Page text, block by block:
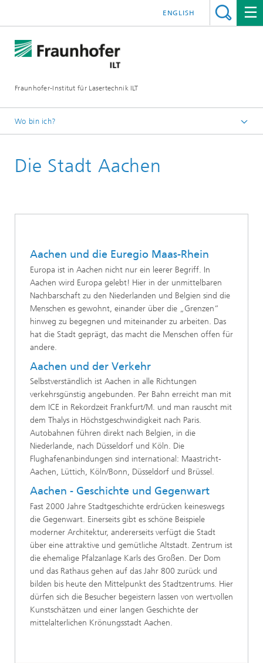
Fraunhofer-Institut für Lasertechnik ILT
ENGLISH
Wo bin ich?
Die Stadt Aachen
Aachen und die Euregio Maas-Rhein
Europa ist in Aachen nicht nur ein leerer Begriff. In
Aachen wird Europa gelebt! Hier in der unmittelbaren
Nachbarschaft zu den Niederlanden und Belgien sind die
Menschen es gewohnt, einander über die „Grenzen“
hinweg zu begegnen und miteinander zu arbeiten. Das
hat die Stadt geprägt, das macht die Menschen offen für
andere.
Aachen und der Verkehr
Selbstverständlich ist Aachen in alle Richtungen
verkehrsgünstig angebunden. Per Bahn erreicht man mit
dem ICE in Rekordzeit Frankfurt/M. und man rauscht mit
dem Thalys in Höchstgeschwindigkeit nach Paris.
Autobahnen führen direkt nach Belgien, in die
Niederlande, nach Düsseldorf und Köln. Die
Flughafenanbindungen sind international: Maastricht-
Aachen, Lüttich, Köln/Bonn, Düsseldorf und Brüssel.
Aachen - Geschichte und Gegenwart
Fast 2000 Jahre Stadtgeschichte erdrücken keineswegs
die Gegenwart. Einerseits gibt es schöne Beispiele
moderner Architektur, andererseits verfügt die Stadt
über eine attraktive und gemütliche Altstadt. Zentrum ist
die ehemalige Pfalzanlage Karls des Großen. Der Dom
und das Rathaus gehen auf das Jahr 800 zurück und
bilden bis heute den Mittelpunkt des Stadtzentrums. Hier
dürfen sich die Besucher begeistern lassen von wertvollen
Kunstschätzen und einer langen Geschichte der
mittelalterlichen Krönungsstadt Aachen.